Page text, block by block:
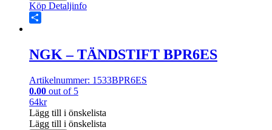
Köp Detaljinfo
NGK – TÄNDSTIFT BPR6ES
Artikelnummer: 1533BPR6ES
0.00 out of 5
64kr
Lägg till i önskelista
Lägg till i önskelista